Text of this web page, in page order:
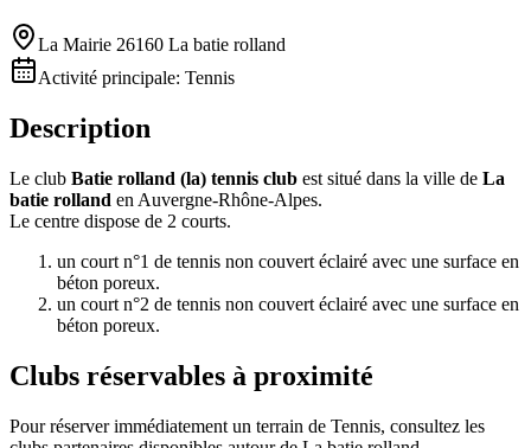
La Mairie 26160 La batie rolland
Activité principale: Tennis
Description
Le club Batie rolland (la) tennis club est situé dans la ville de La
batie rolland en Auvergne-Rhône-Alpes.
Le centre dispose de 2 courts.
un court n°1 de tennis non couvert éclairé avec une surface en
béton poreux.
un court n°2 de tennis non couvert éclairé avec une surface en
béton poreux.
Clubs réservables à proximité
Pour réserver immédiatement un terrain de Tennis, consultez les